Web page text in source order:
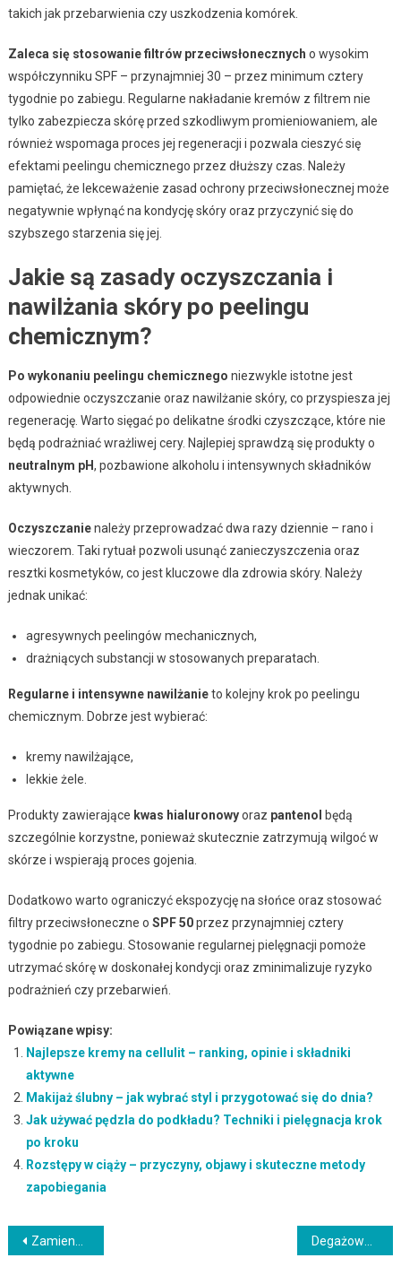
takich jak przebarwienia czy uszkodzenia komórek.
Zaleca się stosowanie filtrów przeciwsłonecznych o wysokim
współczynniku SPF – przynajmniej 30 – przez minimum cztery
tygodnie po zabiegu. Regularne nakładanie kremów z filtrem nie
tylko zabezpiecza skórę przed szkodliwym promieniowaniem, ale
również wspomaga proces jej regeneracji i pozwala cieszyć się
efektami peelingu chemicznego przez dłuższy czas. Należy
pamiętać, że lekceważenie zasad ochrony przeciwsłonecznej może
negatywnie wpłynąć na kondycję skóry oraz przyczynić się do
szybszego starzenia się jej.
Jakie są zasady oczyszczania i
nawilżania skóry po peelingu
chemicznym?
Po wykonaniu peelingu chemicznego niezwykle istotne jest
odpowiednie oczyszczanie oraz nawilżanie skóry, co przyspiesza jej
regenerację. Warto sięgać po delikatne środki czyszczące, które nie
będą podrażniać wrażliwej cery. Najlepiej sprawdzą się produkty o
neutralnym pH, pozbawione alkoholu i intensywnych składników
aktywnych.
Oczyszczanienależy przeprowadzać dwa razy dziennie – rano i
wieczorem. Taki rytuał pozwoli usunąć zanieczyszczenia oraz
resztki kosmetyków, co jest kluczowe dla zdrowia skóry. Należy
jednak unikać:
agresywnych peelingów mechanicznych,
drażniących substancji w stosowanych preparatach.
Regularne i intensywne nawilżanieto kolejny krok po peelingu
chemicznym. Dobrze jest wybierać:
kremy nawilżające,
lekkie żele.
Produkty zawierające kwas hialuronowyoraz pantenol
będą
szczególnie korzystne, ponieważ skutecznie zatrzymują wilgoć w
skórze i wspierają proces gojenia.
Dodatkowo warto ograniczyć ekspozycję na słońce oraz stosować
filtry przeciwsłoneczne o SPF 50przez przynajmniej cztery
tygodnie po zabiegu. Stosowanie regularnej pielęgnacji pomoże
utrzymać skórę w doskonałej kondycji oraz zminimalizuje ryzyko
podrażnień czy przebarwień.
Powiązane wpisy:
Najlepsze kremy na cellulit – ranking, opinie i składniki
aktywne
Makijaż ślubny – jak wybrać styl i przygotować się do dnia?
Jak używać pędzla do podkładu? Techniki i pielęgnacja krok
po kroku
Rozstępy w ciąży – przyczyny, objawy i skuteczne metody
zapobiegania
Nawigacja
Zamienniki rękawicy do samoopalacza – jak je wykorzystać?